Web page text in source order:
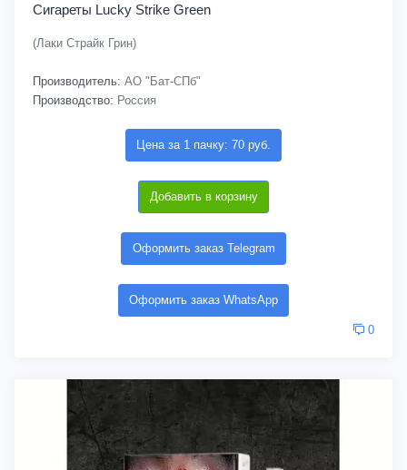
Сигареты Lucky Strike Green
(Лаки Страйк Грин)
Производитель: АО "Бат-СПб"
Производство: Россия
Цена за 1 пачку: 70 руб.
Добавить в корзину
Оформить заказ Telegram
Оформить заказ WhatsApp
0